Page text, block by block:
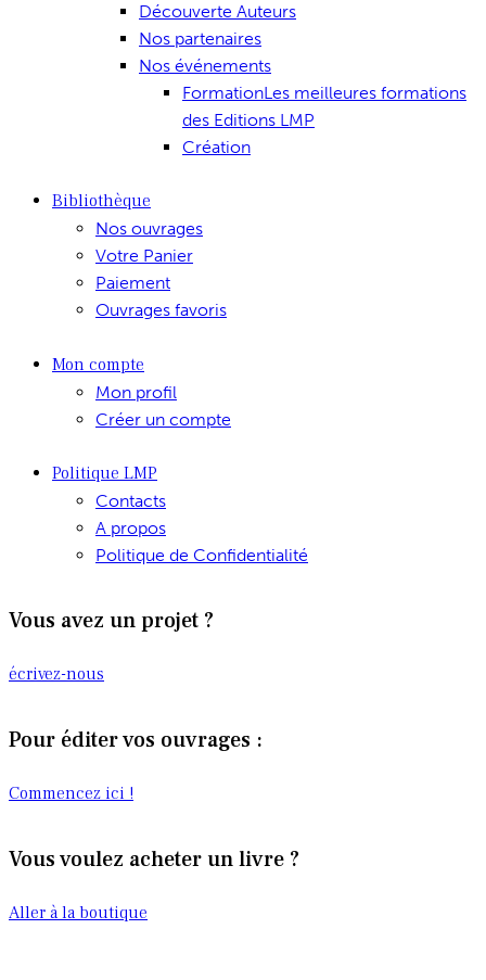
Découverte Auteurs
Nos partenaires
Nos événements
FormationLes meilleures formations
des Editions LMP
Création
Bibliothèque
Nos ouvrages
Votre Panier
Paiement
Ouvrages favoris
Mon compte
Mon profil
Créer un compte
Politique LMP
Contacts
A propos
Politique de Confidentialité
Vous avez un projet ?
écrivez-nous
Pour éditer vos ouvrages :
Commencez ici !
Vous voulez acheter un livre ?
Aller à la boutique